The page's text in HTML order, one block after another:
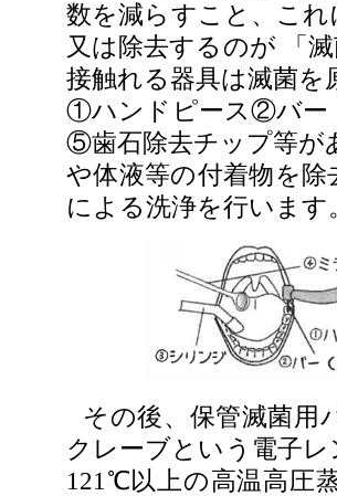
数を減らすこと、こ
又は除去するのが 「
接触れる器具は滅菌を
①ハンドピース②バー
⑤歯石除去チップ等が
や体液等の付着物を
による洗浄を行います
その後、保管滅菌用
クレーブという電子
121℃以上の高温高圧